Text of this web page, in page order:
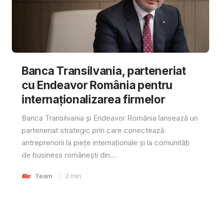
Banca Transilvania, parteneriat
cu Endeavor România pentru
internaționalizarea firmelor
Banca Transilvania și Endeavor România lansează un
parteneriat strategic prin care conectează
antreprenorii la piețe internaționale și la comunități
de business românești din...
Team 2 min